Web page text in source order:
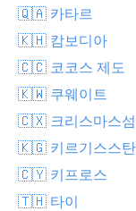
🇶🇦 카타르
🇰🇭 캄보디아
🇨🇨 코코스 제도
🇰🇼 쿠웨이트
🇨🇽 크리스마스섬
🇰🇬 키르기스스탄
🇨🇾 키프로스
🇹🇭 타이